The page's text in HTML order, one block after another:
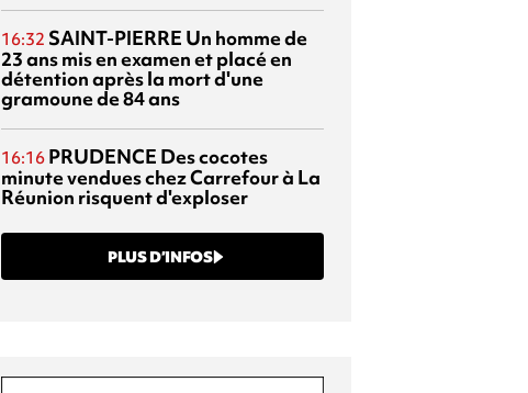
16:32 SAINT-PIERRE Un homme de
23 ans mis en examen et placé en
détention après la mort d'une
gramoune de 84 ans
16:16 PRUDENCE Des cocotes
minute vendues chez Carrefour à La
Réunion risquent d'exploser
PLUS D’INFOS